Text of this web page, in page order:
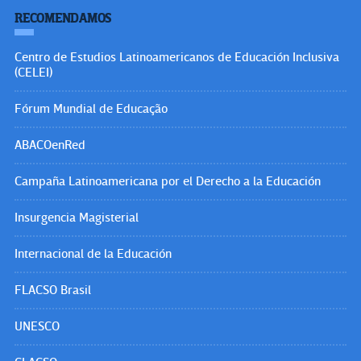
RECOMENDAMOS
Centro de Estudios Latinoamericanos de Educación Inclusiva
(CELEI)
Fórum Mundial de Educação
ABACOenRed
Campaña Latinoamericana por el Derecho a la Educación
Insurgencia Magisterial
Internacional de la Educación
FLACSO Brasil
UNESCO